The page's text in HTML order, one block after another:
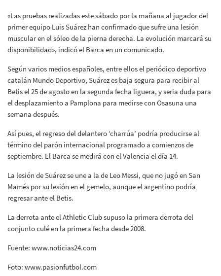
«Las pruebas realizadas este sábado por la mañana al jugador del
primer equipo Luis Suárez han confirmado que sufre una lesión
muscular en el sóleo de la pierna derecha. La evolución marcará su
disponibilidad», indicó el Barca en un comunicado.
Según varios medios españoles, entre ellos el periódico deportivo
catalán Mundo Deportivo, Suárez es baja segura para recibir al
Betis el 25 de agosto en la segunda fecha liguera, y seria duda para
el desplazamiento a Pamplona para medirse con Osasuna una
semana después.
Así pues, el regreso del delantero ‘charrúa’ podría producirse al
término del parón internacional programado a comienzos de
septiembre. El Barca se medirá con el Valencia el día 14.
La lesión de Suárez se une a la de Leo Messi, que no jugó en San
Mamés por su lesión en el gemelo, aunque el argentino podría
regresar ante el Betis.
La derrota ante el Athletic Club supuso la primera derrota del
conjunto culé en la primera fecha desde 2008.
Fuente: www.noticias24.com
Foto: www.pasionfutbol.com